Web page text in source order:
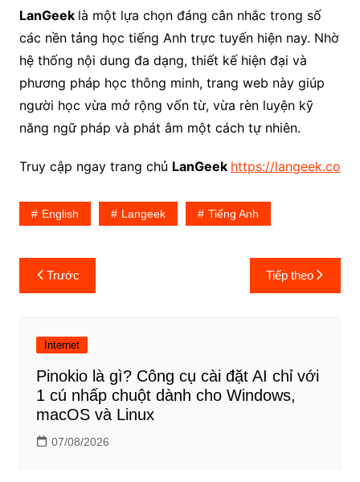
LanGeek là một lựa chọn đáng cân nhắc trong số
các nền tảng học tiếng Anh trực tuyến hiện nay. Nhờ
hệ thống nội dung đa dạng, thiết kế hiện đại và
phương pháp học thông minh, trang web này giúp
người học vừa mở rộng vốn từ, vừa rèn luyện kỹ
năng ngữ pháp và phát âm một cách tự nhiên.
Truy cập ngay trang chủ LanGeek https://langeek.co
English Langeek Tiếng Anh
Điều
hướng
viết
Trước Tiếp theo
Internet
Pinokio là gì? Công cụ cài đặt AI chỉ với
1 cú nhấp chuột dành cho Windows,
macOS và Linux
07/08/2026